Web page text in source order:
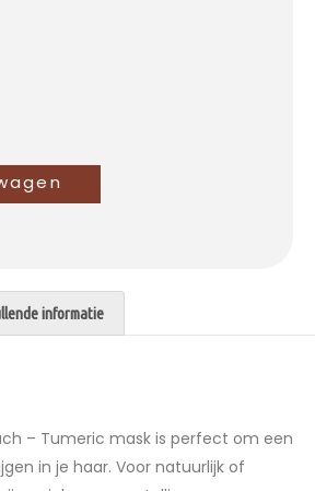
informatie
– Tumeric mask is perfect om een
in je haar. Voor natuurlijk of